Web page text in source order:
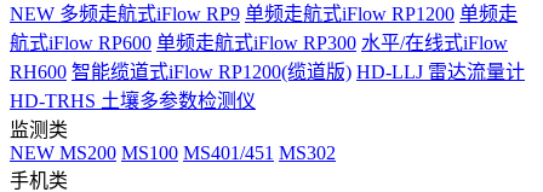
NEW 多频走航式iFlow RP9 单频走航式iFlow RP1200 单频走
航式iFlow RP600 单频走航式iFlow RP300 水平/在线式iFlow
RH600 智能缆道式iFlow RP1200(缆道版) HD-LLJ 雷达流量计
HD-TRHS 土壤多参数检测仪
监测类
NEW MS200 MS100 MS401/451 MS302
手机类